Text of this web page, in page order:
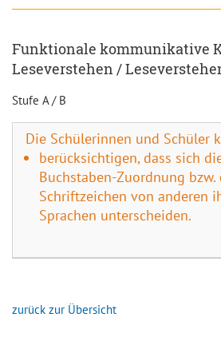
Funktionale kommunikative
Leseverstehen /
Stufe A / B
Die Schülerinnen und Schüler
berücksichtigen, dass sich
Buchstaben-Zuordnung bzw.
Schriftzeichen von anderen
Sprachen unterscheiden.
zurück zur Übersicht